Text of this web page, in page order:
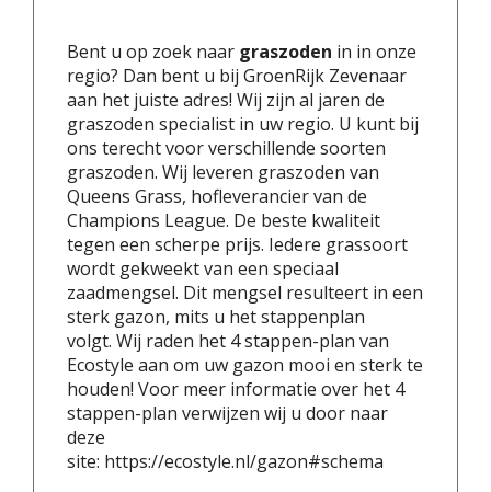
Bent u op zoek naar graszoden in in onze
regio? Dan bent u bij GroenRijk Zevenaar
aan het juiste adres! Wij zijn al jaren de
graszoden specialist in uw regio. U kunt bij
ons terecht voor verschillende soorten
graszoden. Wij leveren graszoden van
Queens Grass, hofleverancier van de
Champions League. De beste kwaliteit
tegen een scherpe prijs. Iedere grassoort
wordt gekweekt van een speciaal
zaadmengsel. Dit mengsel resulteert in een
sterk gazon, mits u het stappenplan
volgt. Wij raden het 4 stappen-plan van
Ecostyle aan om uw gazon mooi en sterk te
houden! Voor meer informatie over het 4
stappen-plan verwijzen wij u door naar
deze
site: https://ecostyle.nl/gazon#schema